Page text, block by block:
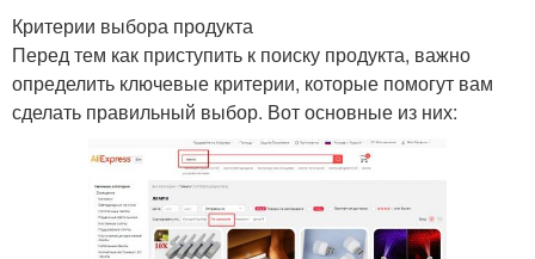
Критерии выбора продукта
Перед тем как приступить к поиску продукта, важно
определить ключевые критерии, которые помогут вам
сделать правильный выбор. Вот основные из них: